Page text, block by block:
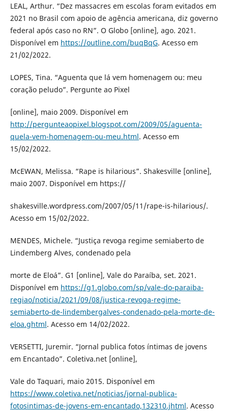
LEAL, Arthur. “Dez massacres em escolas foram evitados em
2021 no Brasil com apoio de agência americana, diz governo
federal após caso no RN”. O Globo [online], ago. 2021.
Disponível em https://outline.com/buqBqG. Acesso em
21/02/2022.
LOPES, Tina. “Aguenta que lá vem homenagem ou: meu
coração peludo”. Pergunte ao Pixel
[online], maio 2009. Disponível em
http://pergunteaopixel.blogspot.com/2009/05/aguenta-
quela-vem-homenagem-ou-meu.html. Acesso em
15/02/2022.
McEWAN, Melissa. “Rape is hilarious”. Shakesville [online],
maio 2007. Disponível em https://
shakesville.wordpress.com/2007/05/11/rape-is-hilarious/.
Acesso em 15/02/2022.
MENDES, Michele. “Justiça revoga regime semiaberto de
Lindemberg Alves, condenado pela
morte de Eloá”. G1 [online], Vale do Paraíba, set. 2021.
Disponível em https://g1.globo.com/sp/vale-do-paraiba-
regiao/noticia/2021/09/08/justica-revoga-regime-
semiaberto-de-lindembergalves-condenado-pela-morte-de-
eloa.ghtml. Acesso em 14/02/2022.
VERSETTI, Juremir. “Jornal publica fotos íntimas de jovens
em Encantado”. Coletiva.net [online],
Vale do Taquari, maio 2015. Disponível em
https://www.coletiva.net/noticias/jornal-publica-
fotosintimas-de-jovens-em-encantado,132310.jhtml. Acesso